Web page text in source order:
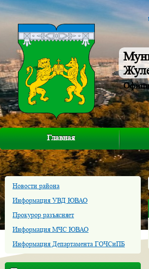
Главная
Новости района
Информация УВД ЮВАО
Прокурор разъясняет
Информация МЧС ЮВАО
Информация Департамента ГОЧСиПБ